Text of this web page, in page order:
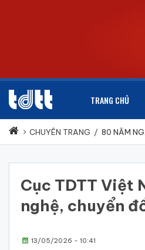
TRANG CHỦ
CHUYÊN TRANG / 80 NĂM
Cục TDTT Việt
nghệ, chuyển
13/05/2026 - 10:41